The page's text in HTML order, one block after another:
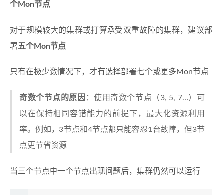
个Mon节点
对于规模较大的集群或打算承受双重故障的集群，建议部
署五个Mon节点
只有在极少数情况下，才有选择部署七个或更多Mon节点
奇数个节点的原因 ：使用奇数个节点（3, 5, 7…）可
以在保持相同容错能力的前提下，最大化资源利用
率。例如，3节点和4节点都只能容忍1台故障，但3节
点更节省资源
当三个节点中一个节点出现问题后，集群仍然可以运行